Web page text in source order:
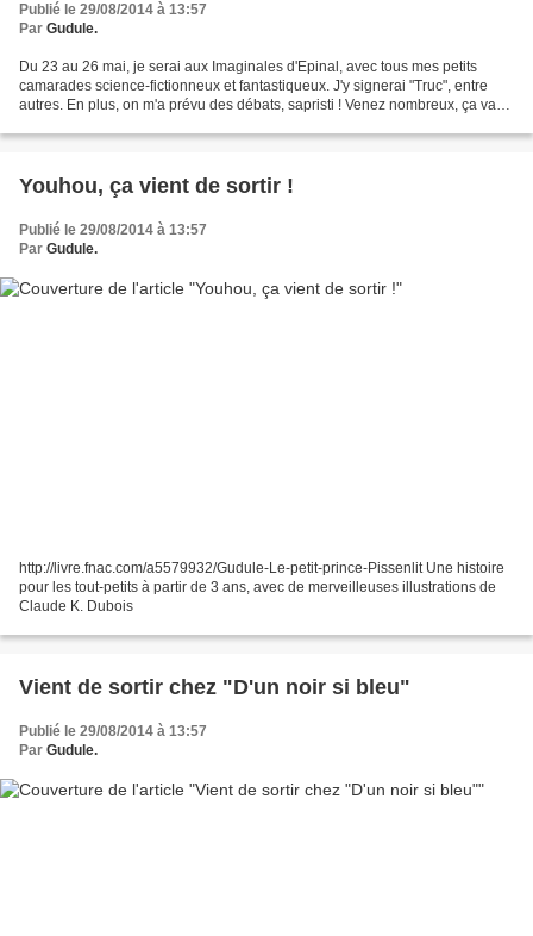
Publié le 29/08/2014 à 13:57
Par Gudule.
Du 23 au 26 mai, je serai aux Imaginales d'Epinal, avec tous mes petits
camarades science-fictionneux et fantastiqueux. J'y signerai "Truc", entre
autres. En plus, on m'a prévu des débats, sapristi ! Venez nombreux, ça vaut
Youhou, ça vient de sortir !
Publié le 29/08/2014 à 13:57
Par Gudule.
http://livre.fnac.com/a5579932/Gudule-Le-petit-prince-Pissenlit Une histoire
pour les tout-petits à partir de 3 ans, avec de merveilleuses illustrations de
Claude K. Dubois
Vient de sortir chez "D'un noir si bleu"
Publié le 29/08/2014 à 13:57
Par Gudule.